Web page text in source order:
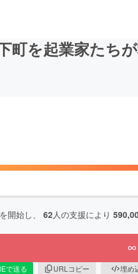
町を起業家たち
開始し、 62人の支援により
で送る URLコピー 埋め